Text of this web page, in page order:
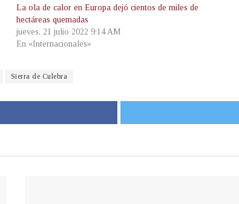
La ola de calor en Europa dejó cientos de miles de
hectáreas quemadas
jueves, 21 julio 2022 9:14 AM
En «Internacionales»
Sierra de Culebra